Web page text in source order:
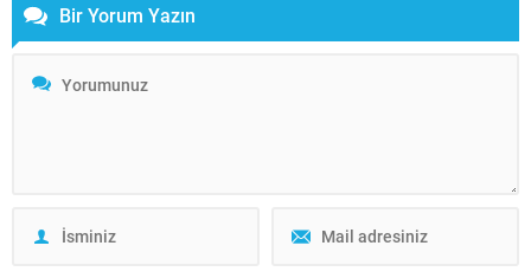
Bir Yorum Yazın